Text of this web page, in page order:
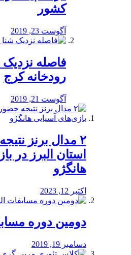
کشور
آگوست 23, 2019
️فاصله
رودخانه کرج
آگوست 21, 2019
استان البرز در
هانگژو
اکتبر 12, 2023
دومین دوره
دسامبر 19, 2019